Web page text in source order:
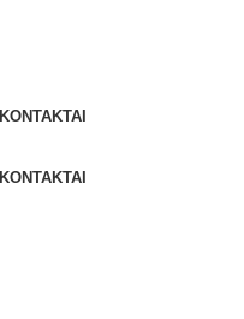
KONTAKTAI
KONTAKTAI